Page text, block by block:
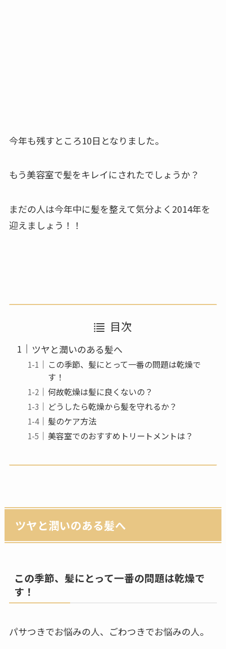
今年も残すところ10日となりました。
もう美容室で髪をキレイにされたでしょうか？
まだの人は今年中に髪を整えて気分よく2014年を
迎えましょう！！
目次
ツヤと潤いのある髪へ
この季節、髪にとって一番の問題は乾燥で
す！
何故乾燥は髪に良くないの？
どうしたら乾燥から髪を守れるか？
髪のケア方法
美容室でのおすすめトリートメントは？
ツヤと潤いのある髪へ
この季節、髪にとって一番の問題は乾燥で
す！
パサつきでお悩みの人、ごわつきでお悩みの人。